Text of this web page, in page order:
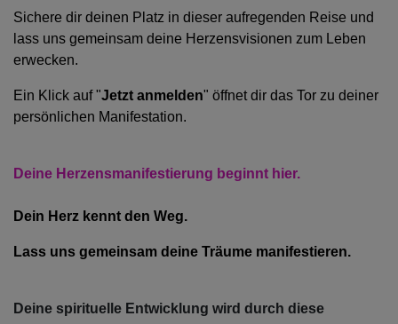
Sichere dir deinen Platz in dieser aufregenden Reise und
lass uns gemeinsam deine Herzensvisionen zum Leben
erwecken.
Ein Klick auf "Jetzt anmelden" öffnet dir das Tor zu deiner
persönlichen Manifestation.
Deine Herzensmanifestierung beginnt hier.
Dein Herz kennt den Weg.
Lass uns gemeinsam deine Träume manifestieren.
Deine spirituelle Entwicklung wird durch diese